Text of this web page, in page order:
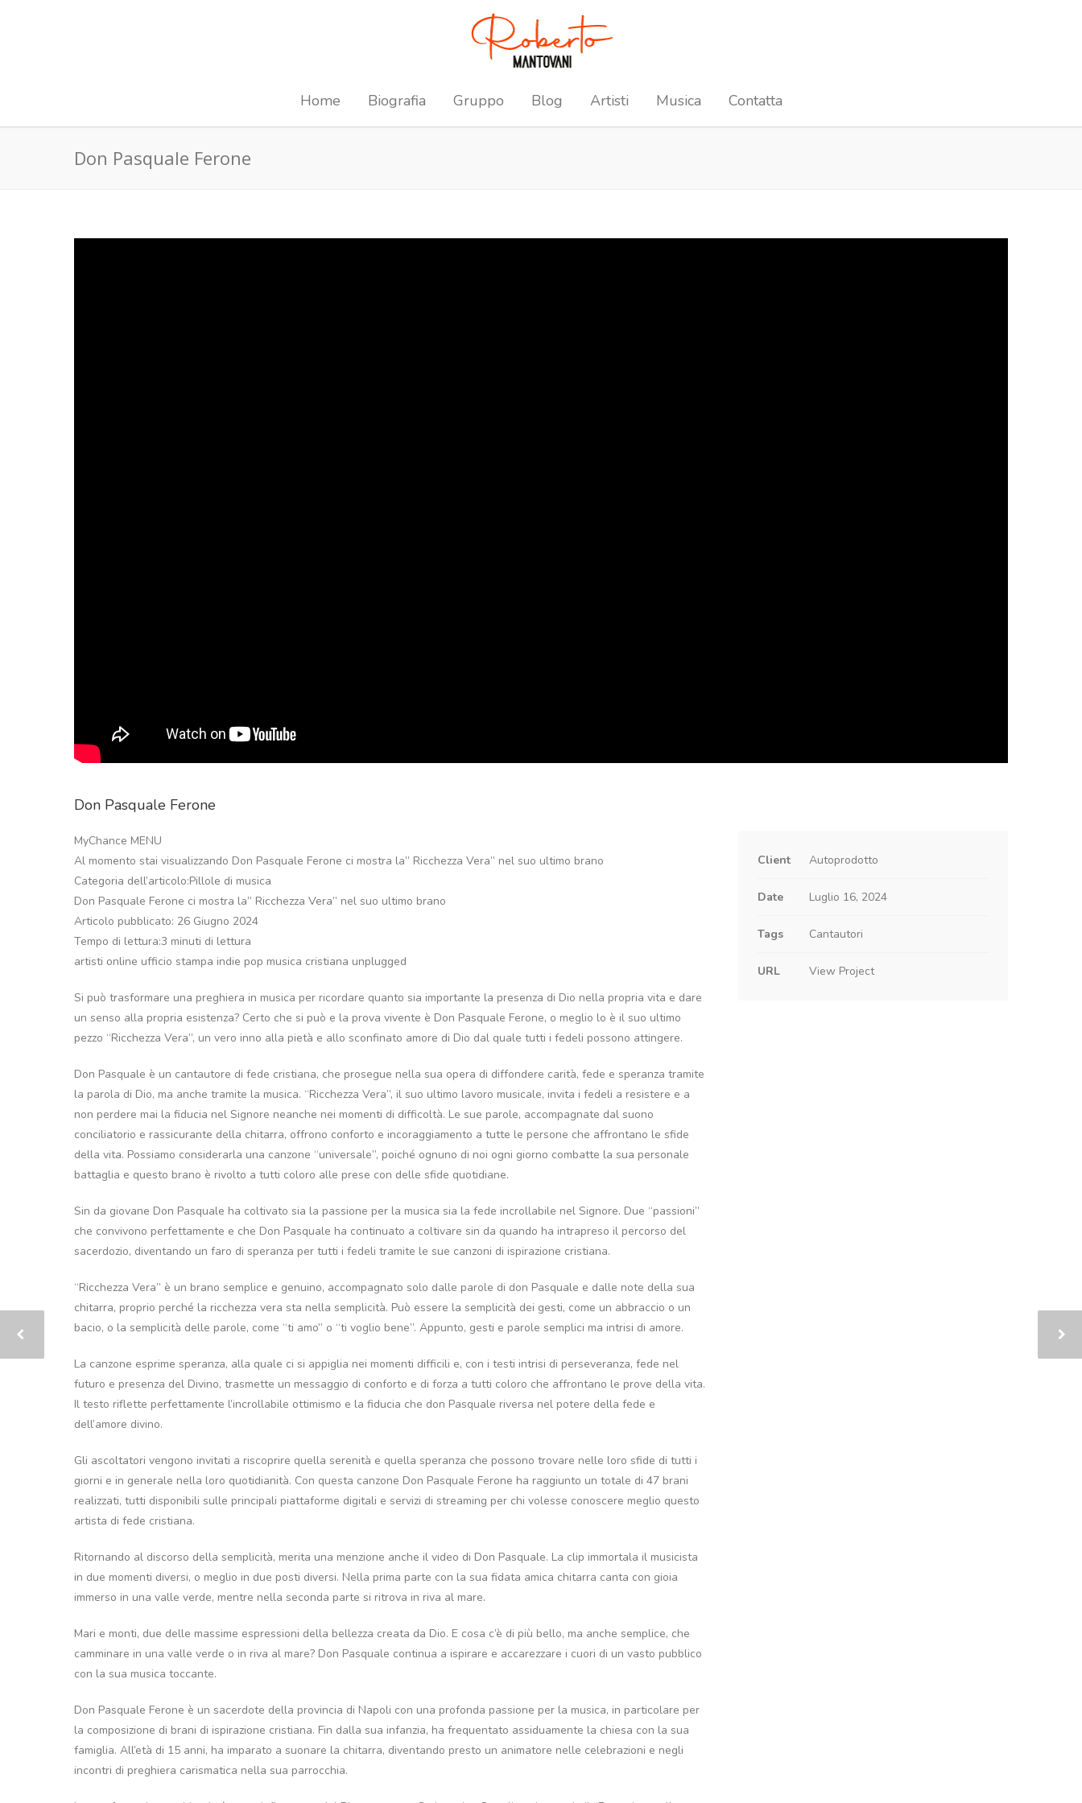
Home Biografia Gruppo Blog Artisti Musica Contatta
Don Pasquale Ferone
Don Pasquale Ferone
MyChance MENU
Al momento stai visualizzando Don Pasquale Ferone ci mostra la” Ricchezza Vera” nel suo ultimo brano
Categoria dell’articolo:Pillole di musica
Don Pasquale Ferone ci mostra la” Ricchezza Vera” nel suo ultimo brano
Articolo pubblicato: 26 Giugno 2024
Tempo di lettura:3 minuti di lettura
artisti online ufficio stampa indie pop musica cristiana unplugged
Si può trasformare una preghiera in musica per ricordare quanto sia importante la presenza di Dio nella propria vita e dare
un senso alla propria esistenza? Certo che si può e la prova vivente è Don Pasquale Ferone, o meglio lo è il suo ultimo
pezzo “Ricchezza Vera”, un vero inno alla pietà e allo sconfinato amore di Dio dal quale tutti i fedeli possono attingere.
Don Pasquale è un cantautore di fede cristiana, che prosegue nella sua opera di diffondere carità, fede e speranza tramite
la parola di Dio, ma anche tramite la musica. “Ricchezza Vera”, il suo ultimo lavoro musicale, invita i fedeli a resistere e a
non perdere mai la fiducia nel Signore neanche nei momenti di difficoltà. Le sue parole, accompagnate dal suono
conciliatorio e rassicurante della chitarra, offrono conforto e incoraggiamento a tutte le persone che affrontano le sfide
della vita. Possiamo considerarla una canzone “universale”, poiché ognuno di noi ogni giorno combatte la sua personale
battaglia e questo brano è rivolto a tutti coloro alle prese con delle sfide quotidiane.
Sin da giovane Don Pasquale ha coltivato sia la passione per la musica sia la fede incrollabile nel Signore. Due “passioni”
che convivono perfettamente e che Don Pasquale ha continuato a coltivare sin da quando ha intrapreso il percorso del
sacerdozio, diventando un faro di speranza per tutti i fedeli tramite le sue canzoni di ispirazione cristiana.
“Ricchezza Vera” è un brano semplice e genuino, accompagnato solo dalle parole di don Pasquale e dalle note della sua
chitarra, proprio perché la ricchezza vera sta nella semplicità. Può essere la semplicità dei gesti, come un abbraccio o un
bacio, o la semplicità delle parole, come “ti amo” o “ti voglio bene”. Appunto, gesti e parole semplici ma intrisi di amore.
La canzone esprime speranza, alla quale ci si appiglia nei momenti difficili e, con i testi intrisi di perseveranza, fede nel
futuro e presenza del Divino, trasmette un messaggio di conforto e di forza a tutti coloro che affrontano le prove della vita.
Il testo riflette perfettamente l’incrollabile ottimismo e la fiducia che don Pasquale riversa nel potere della fede e
dell’amore divino.
Gli ascoltatori vengono invitati a riscoprire quella serenità e quella speranza che possono trovare nelle loro sfide di tutti i
giorni e in generale nella loro quotidianità. Con questa canzone Don Pasquale Ferone ha raggiunto un totale di 47 brani
realizzati, tutti disponibili sulle principali piattaforme digitali e servizi di streaming per chi volesse conoscere meglio questo
artista di fede cristiana.
Ritornando al discorso della semplicità, merita una menzione anche il video di Don Pasquale. La clip immortala il musicista
in due momenti diversi, o meglio in due posti diversi. Nella prima parte con la sua fidata amica chitarra canta con gioia
immerso in una valle verde, mentre nella seconda parte si ritrova in riva al mare.
Mari e monti, due delle massime espressioni della bellezza creata da Dio. E cosa c’è di più bello, ma anche semplice, che
camminare in una valle verde o in riva al mare? Don Pasquale continua a ispirare e accarezzare i cuori di un vasto pubblico
con la sua musica toccante.
Don Pasquale Ferone è un sacerdote della provincia di Napoli con una profonda passione per la musica, in particolare per
la composizione di brani di ispirazione cristiana. Fin dalla sua infanzia, ha frequentato assiduamente la chiesa con la sua
famiglia. All’età di 15 anni, ha imparato a suonare la chitarra, diventando presto un animatore nelle celebrazioni e negli
incontri di preghiera carismatica nella sua parrocchia.
Client Autoprodotto
Date Luglio 16, 2024
Tags Cantautori
URL View Project